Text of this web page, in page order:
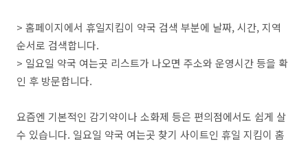
> 홈페이지에서 휴일지킴이 약국 검색 부분에 날짜, 시간, 지역
순서로 검색합니다.
> 일요일 약국 여는곳 리스트가 나오면 주소와 운영시간 등을 확
인 후 방문합니다.
요즘엔 기본적인 감기약이나 소화제 등은 편의점에서도 쉽게 살
수 있습니다. 일요일 약국 여는곳 찾기 사이트인 휴일 지킴이 홈